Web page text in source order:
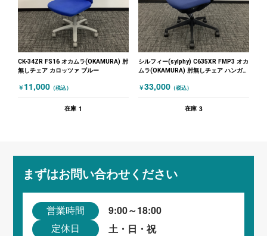
CK-34ZR FS16 オカムラ(OKAMURA) 肘
無しチェア カロッツァ ブルー
￥ 11,000 （税込）
在庫 1
シルフィー(sylphy) C635XR FMP3 オカ
ムラ(OKAMURA) 肘無しチェア ハンガー
￥33,000 （税込）
在庫 3
まずはお問い合わせください
営業時間 9:00～18:00
定休日 土・日・祝